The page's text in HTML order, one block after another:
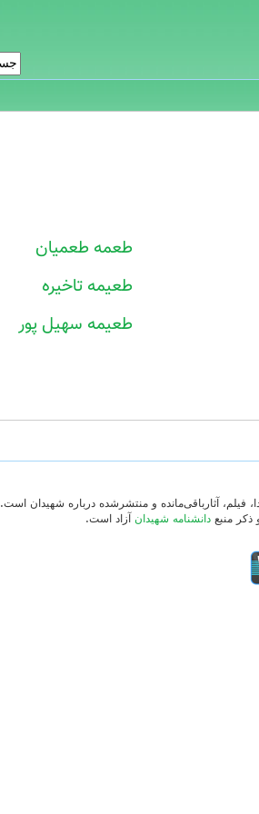
طعمه طعمیان
طعیمه تاخیره
طعیمه سهیل پور
فیلم، آثارباقی‌مانده و منتشرشده درباره شهیدان است.
ذکر منبعدانشنامه شهیدان آزاد است.